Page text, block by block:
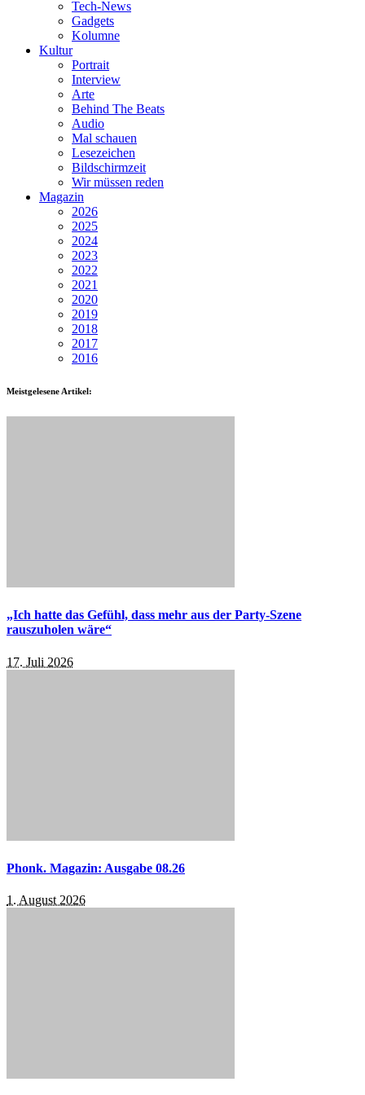
Tech-News
Gadgets
Kolumne
Kultur
Portrait
Interview
Arte
Behind The Beats
Audio
Mal schauen
Lesezeichen
Bildschirmzeit
Wir müssen reden
Magazin
2026
2025
2024
2023
2022
2021
2020
2019
2018
2017
2016
Meistgelesene Artikel:
„Ich hatte das Gefühl, dass mehr aus der Party-Szene
rauszuholen wäre“
17. Juli 2026
Phonk. Magazin: Ausgabe 08.26
1. August 2026